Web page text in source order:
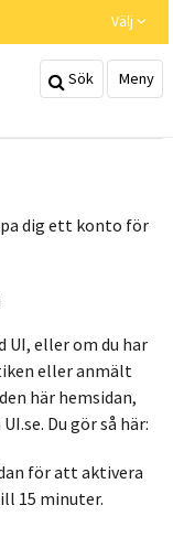
Välj
Sök Meny
dig ett konto för
UI, eller om du har
eller anmält
här hemsidan,
Du gör så här:
för att aktivera
15 minuter.